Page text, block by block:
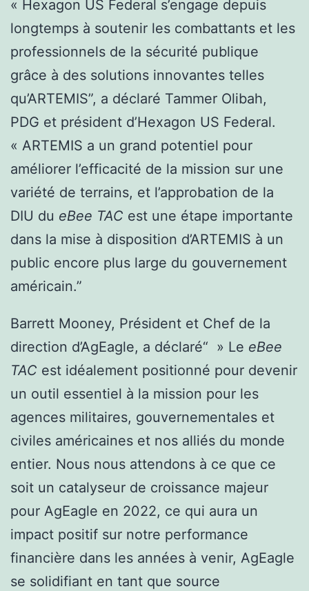
« Hexagon US Federal s’engage depuis
longtemps à soutenir les combattants et les
professionnels de la sécurité publique
grâce à des solutions innovantes telles
qu’ARTEMIS”, a déclaré Tammer Olibah,
PDG et président d’Hexagon US Federal.
« ARTEMIS a un grand potentiel pour
améliorer l’efficacité de la mission sur une
variété de terrains, et l’approbation de la
DIU du eBee TAC est une étape importante
dans la mise à disposition d’ARTEMIS à un
public encore plus large du gouvernement
américain.”
Barrett Mooney, Président et Chef de la
direction d’AgEagle, a déclaré“ » Le eBee
TAC est idéalement positionné pour devenir
un outil essentiel à la mission pour les
agences militaires, gouvernementales et
civiles américaines et nos alliés du monde
entier. Nous nous attendons à ce que ce
soit un catalyseur de croissance majeur
pour AgEagle en 2022, ce qui aura un
impact positif sur notre performance
financière dans les années à venir, AgEagle
se solidifiant en tant que source